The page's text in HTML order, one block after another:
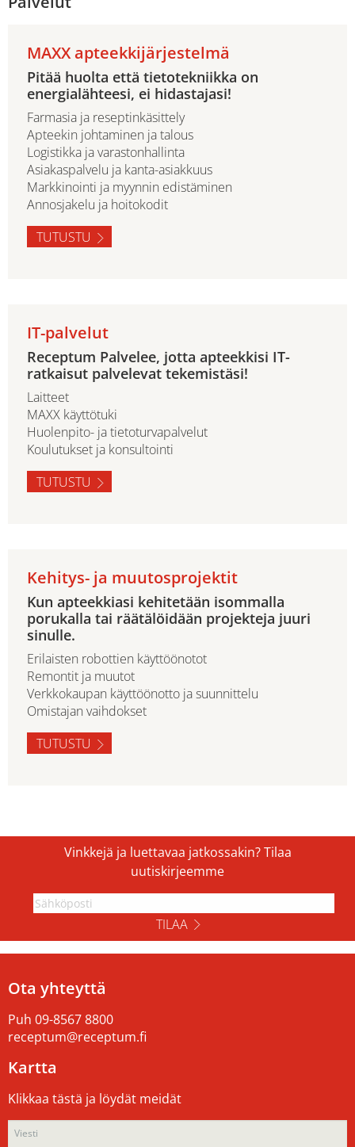
MAXX apteekkijärjestelmä
Pitää huolta että tietotekniikka on
energialähteesi, ei hidastajasi!
Farmasia ja reseptinkäsittely
Apteekin johtaminen ja talous
Logistikka ja varastonhallinta
Asiakaspalvelu ja kanta-asiakkuus
Markkinointi ja myynnin edistäminen
Annosjakelu ja hoitokodit
TUTUSTU
IT-palvelut
Receptum Palvelee, jotta apteekkisi IT-
ratkaisut palvelevat tekemistäsi!
Laitteet
MAXX käyttötuki
Huolenpito- ja tietoturvapalvelut
Koulutukset ja konsultointi
TUTUSTU
Kehitys- ja muutosprojektit
Kun apteekkiasi kehitetään isommalla
porukalla tai räätälöidään projekteja juuri
sinulle.
Erilaisten robottien käyttöönotot
Remontit ja muutot
Verkkokaupan käyttöönotto ja suunnittelu
Omistajan vaihdokset
TUTUSTU
Vinkkejä ja luettavaa jatkossakin? Tilaa
uutiskirjeemme
TILAA
Ota yhteyttä
Puh 09-8567 8800
receptum@receptum.fi
Kartta
Klikkaa tästä ja löydät meidät